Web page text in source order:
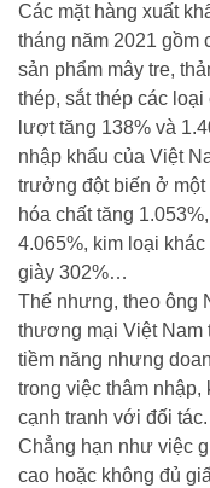
Các mặt hàng xuất
tháng năm 2021 gồm
sản phẩm mây tre,
thép, sắt thép các
lượt tăng 138% và
nhập khẩu của Việt
trưởng đột biến ở một
hóa chất tăng
4.065%, kim loại
giày 302%…
Thế nhưng, theo ông
thương mại Việt Nam
tiềm năng nhưng
trong việc thâm
cạnh tranh với đối tác.
Chẳng hạn như việc
cao hoặc không đủ